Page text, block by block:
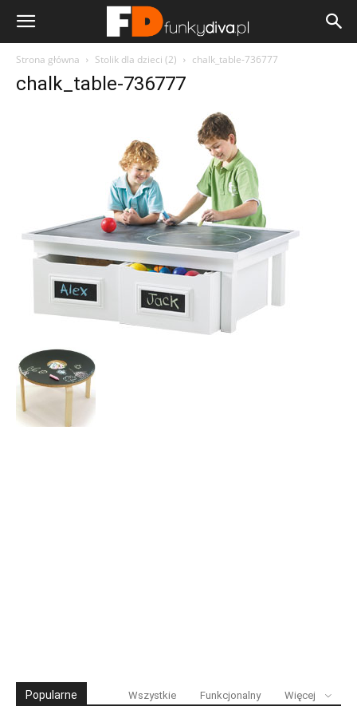
Strona główna Stolik dla dzieci (2) chalk_table-736777
chalk_table-736777
Popularne Wszystkie Funkcjonalny Więcej